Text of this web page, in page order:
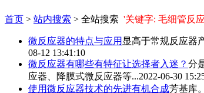
首页 > 站内搜索 > 全站搜索 '关键字: 毛细管反
微反应器的特点与应用 显高于常规反应器
08-12 13:41:10
微反应器有哪些有特征让选择者入迷？ 分
应器、降膜式微反应器等...2022-06-30
使用微反应器技术的先进有机合成芳基库